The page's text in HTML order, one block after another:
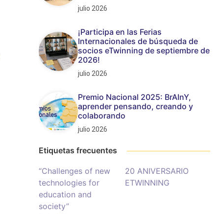
julio 2026
¡Participa en las Ferias
Internacionales de búsqueda de
socios eTwinning de septiembre de
2026!
julio 2026
Premio Nacional 2025: BrAInY,
aprender pensando, creando y
colaborando
julio 2026
Etiquetas frecuentes
“Challenges of new
technologies for
education and
society”
20 ANIVERSARIO
ETWINNING